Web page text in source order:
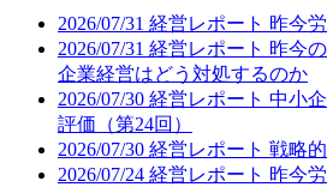
2026/07/31 経営レポート 昨今
2026/07/31 経営レポート 昨今
企業経営はどう対処するのか
2026/07/30 経営レポート 中小
評価（第24回）
2026/07/30 経営レポート 戦略
2026/07/24 経営レポート 昨今